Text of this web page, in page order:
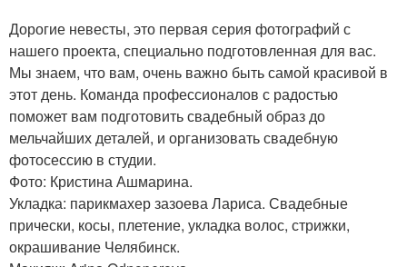
Дорогие невесты, это первая серия фотографий с
нашего проекта, специально подготовленная для вас.
Мы знаем, что вам, очень важно быть самой красивой в
этот день. Команда профессионалов с радостью
поможет вам подготовить свадебный образ до
мельчайших деталей, и организовать свадебную
фотосессию в студии.
Фото: Кристина Ашмарина.
Укладка: парикмахер зазоева Лариса. Свадебные
прически, косы, плетение, укладка волос, стрижки,
окрашивание Челябинск.